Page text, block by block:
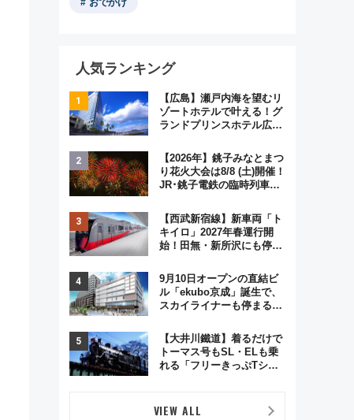
おでかけ
人気ランキング
【広島】瀬戸内海を望むリ
ゾートホテルで叶える！グ
ランドプリンスホテル広島
ジュアルパーティープラン
【2026年】銚子みなとまつ
り花火大会は8/8 (土)開催！
JR･銚子電鉄の臨時列車や
く8,000発の大迫力＆屋台
を満喫
【西武新宿線】新車両「ト
キイロ」2027年春運行開
始！田無・新所沢にも停
弾」も
9月10日オープンの直結ビ
ル「ekubo京成」誕生で、
スカイライナーも停まる巨
変わる？ 全テナント情報も
公開！
【大井川鐵道】着るだけで
トーマス号もSL・ELも乗
れる「フリーきっぷTシャ
VIEW ALL